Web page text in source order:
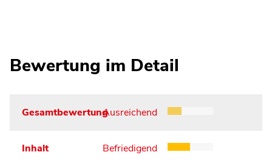
Bewertung im Detail
GesamtbewertungAusreichend
Inhalt Befriedigend